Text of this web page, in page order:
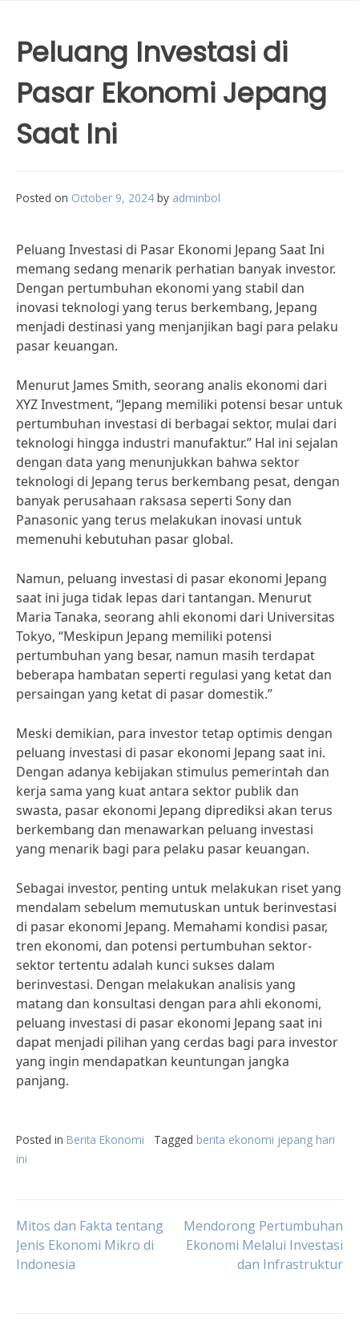
Peluang Investasi di
Pasar Ekonomi Jepang
Saat Ini
Posted on October 9, 2024 by adminbol
Peluang Investasi di Pasar Ekonomi Jepang Saat Ini
memang sedang menarik perhatian banyak investor.
Dengan pertumbuhan ekonomi yang stabil dan
inovasi teknologi yang terus berkembang, Jepang
menjadi destinasi yang menjanjikan bagi para pelaku
pasar keuangan.
Menurut James Smith, seorang analis ekonomi dari
XYZ Investment, “Jepang memiliki potensi besar untuk
pertumbuhan investasi di berbagai sektor, mulai dari
teknologi hingga industri manufaktur.” Hal ini sejalan
dengan data yang menunjukkan bahwa sektor
teknologi di Jepang terus berkembang pesat, dengan
banyak perusahaan raksasa seperti Sony dan
Panasonic yang terus melakukan inovasi untuk
memenuhi kebutuhan pasar global.
Namun, peluang investasi di pasar ekonomi Jepang
saat ini juga tidak lepas dari tantangan. Menurut
Maria Tanaka, seorang ahli ekonomi dari Universitas
Tokyo, “Meskipun Jepang memiliki potensi
pertumbuhan yang besar, namun masih terdapat
beberapa hambatan seperti regulasi yang ketat dan
persaingan yang ketat di pasar domestik.”
Meski demikian, para investor tetap optimis dengan
peluang investasi di pasar ekonomi Jepang saat ini.
Dengan adanya kebijakan stimulus pemerintah dan
kerja sama yang kuat antara sektor publik dan
swasta, pasar ekonomi Jepang diprediksi akan terus
berkembang dan menawarkan peluang investasi
yang menarik bagi para pelaku pasar keuangan.
Sebagai investor, penting untuk melakukan riset yang
mendalam sebelum memutuskan untuk berinvestasi
di pasar ekonomi Jepang. Memahami kondisi pasar,
tren ekonomi, dan potensi pertumbuhan sektor-
sektor tertentu adalah kunci sukses dalam
berinvestasi. Dengan melakukan analisis yang
matang dan konsultasi dengan para ahli ekonomi,
peluang investasi di pasar ekonomi Jepang saat ini
dapat menjadi pilihan yang cerdas bagi para investor
yang ingin mendapatkan keuntungan jangka
panjang.
Posted in Berita Ekonomi Tagged berita ekonomi jepang hari
ini
Post
navigation
Mitos dan Fakta tentang
Jenis Ekonomi Mikro di
Indonesia
Mendorong Pertumbuhan
Ekonomi Melalui Investasi
dan Infrastruktur